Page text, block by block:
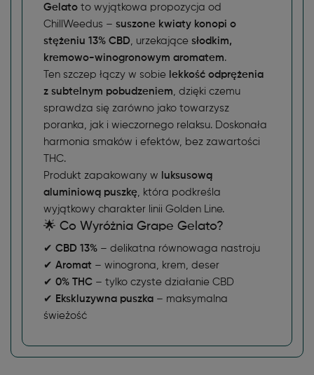
Gelato to wyjątkowa propozycja od
ChillWeedus – suszone kwiaty konopi o
stężeniu 13% CBD, urzekające słodkim,
kremowo-winogronowym aromatem.
Ten szczep łączy w sobie lekkość odprężenia
z subtelnym pobudzeniem, dzięki czemu
sprawdza się zarówno jako towarzysz
poranka, jak i wieczornego relaksu. Doskonała
harmonia smaków i efektów, bez zawartości
THC.
Produkt zapakowany w
luksusową
aluminiową puszkę, która podkreśla
wyjątkowy charakter linii Golden Line.
🌟 Co Wyróżnia Grape Gelato?
✔ CBD 13% – delikatna równowaga nastroju
✔ Aromat – winogrona, krem, deser
✔ 0% THC – tylko czyste działanie CBD
✔ Ekskluzywna puszka – maksymalna
świeżość